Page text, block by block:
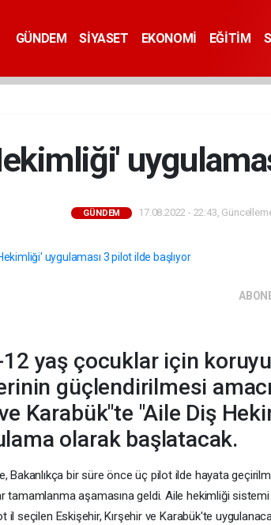
GÜNDEM SİYASET EKONOMİ EĞİTİM
GÜNDEM 17.08.2022 - 22:43,
12 yaş çocuklar için
güçlendirilmesi
Karabük"te "Aile Diş
olarak başlatacak.
Bakanlıkça bir süre önce üç pilot ilde hayata
tamamlanma aşamasına geldi. Aile hekimliği
il seçilen Eskişehir, Kırşehir ve Karabük'te